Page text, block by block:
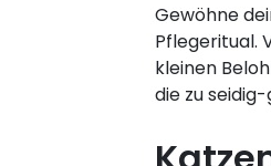
Gewöhne
Pflegeritual.
kleinen
die zu